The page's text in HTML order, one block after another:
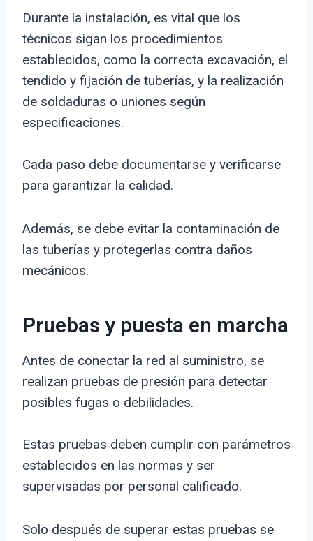
Durante la instalación, es vital que los
técnicos sigan los procedimientos
establecidos, como la correcta excavación, el
tendido y fijación de tuberías, y la realización
de soldaduras o uniones según
especificaciones.
Cada paso debe documentarse y verificarse
para garantizar la calidad.
Además, se debe evitar la contaminación de
las tuberías y protegerlas contra daños
mecánicos.
Pruebas y puesta en marcha
Antes de conectar la red al suministro, se
realizan pruebas de presión para detectar
posibles fugas o debilidades.
Estas pruebas deben cumplir con parámetros
establecidos en las normas y ser
supervisadas por personal calificado.
Solo después de superar estas pruebas se